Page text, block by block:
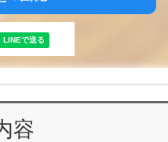
容